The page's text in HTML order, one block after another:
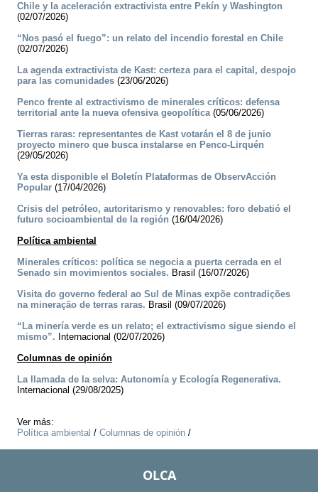
Chile y la aceleración extractivista entre Pekín y Washington
(02/07/2026)
“Nos pasó el fuego”: un relato del incendio forestal en Chile
(02/07/2026)
La agenda extractivista de Kast: certeza para el capital, despojo
para las comunidades (23/06/2026)
Penco frente al extractivismo de minerales críticos: defensa
territorial ante la nueva ofensiva geopolítica(05/06/2026)
Tierras raras: representantes de Kast votarán el 8 de junio
proyecto minero que busca instalarse en Penco-Lirquén
(29/05/2026)
Ya esta disponible el Boletín Plataformas de ObservAcción
Popular (17/04/2026)
Crisis del petróleo, autoritarismo y renovables: foro debatió el
futuro socioambiental de la región (16/04/2026)
Política ambiental
Minerales críticos: política se negocia a puerta cerrada en el
Senado sin movimientos sociales. Brasil (16/07/2026)
Visita do governo federal ao Sul de Minas expõe contradições
na mineração de terras raras. Brasil (09/07/2026)
“La minería verde es un relato; el extractivismo sigue siendo el
mismo”. Internacional (02/07/2026)
Columnas de opinión
La llamada de la selva: Autonomía y Ecología Regenerativa.
Internacional (29/08/2025)
Ver más:
Política ambiental / Columnas de opinión /
OLCA